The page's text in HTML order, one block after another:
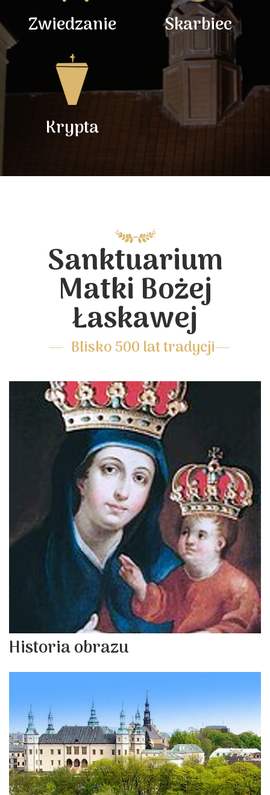
Zwiedzanie Skarbiec
Krypta
Sanktuarium
Matki Bożej
Łaskawej
Blisko 500 lat tradycji
Historia obrazu